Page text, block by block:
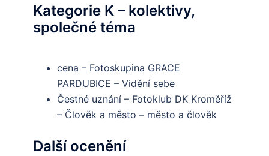
Kategorie K – kolektivy,
společné téma
cena – Fotoskupina GRACE
PARDUBICE – Vidění sebe
Čestné uznání – Fotoklub DK Kroměříž
– Člověk a město – město a člověk
Další ocenění